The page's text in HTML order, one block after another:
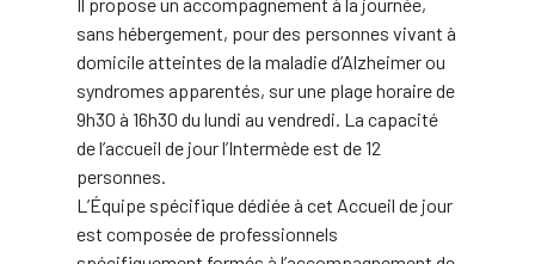
sans hébergement, pour des personnes vivant à
domicile atteintes de la maladie d’Alzheimer ou
syndromes apparentés, sur une plage horaire de
9h30 à 16h30 du lundi au vendredi. La capacité
de l’accueil de jour l’Intermède est de 12
personnes.
L’Équipe spécifique dédiée à cet Accueil de jour
est composée de professionnels